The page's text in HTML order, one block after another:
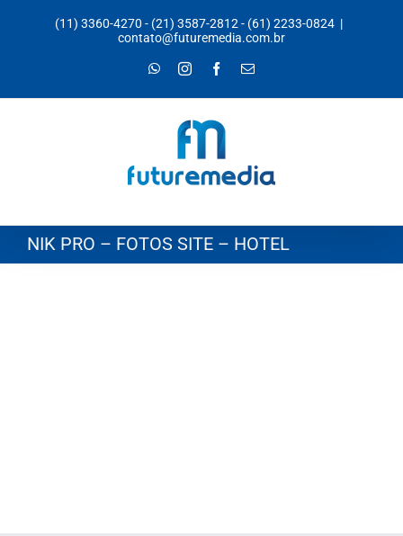
(11) 3360-4270 - (21) 3587-2812- (61) 2233-0824 |
contato@futuremedia.com.br
WhatsAppInstagramFacebook
E-
NIK PRO – FOTOS SITE – HOTEL